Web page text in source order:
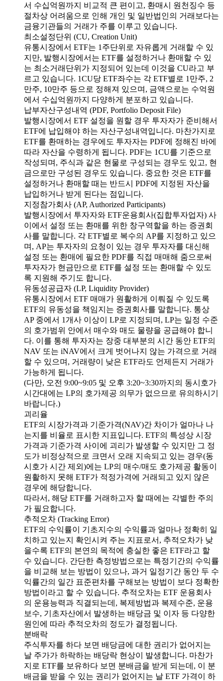
서 수십억원까지 비교적 큰 편이고, 환매시 원천징수 등
절차상 어려움으로 인해 개인 및 일반법인의 거래보다는
금융기관들의 거래가 주를 이루고 있습니다.
최소설정단위 (CU, Creation Unit)
유통시장에서 ETF는 1주단위로 자유롭게 거래할 수 있
지만, 발행시장에서는 ETF를 설정하거나 환매할 수 있
는 최소거래단위가 지정되어 있는데 이것을 CU라고 부
르고 있습니다. 1CU당 ETF좌수는 각 ETF별로 1만주, 2
만주, 10만주 등으로 정해져 있으며, 금액으로는 수억원
에서 수십억원까지 다양하게 분포하고 있습니다.
납부자산구성내역 (PDF, Portfolio Deposit File)
발행시장에서 ETF 설정을 원할 경우 투자자가 준비해서
ETF에 납입해야 하는 자산구성내역입니다. 마찬가지로
ETF를 환매하는 경우에도 투자자는 PDF에 정해진 바에
따라 자산을 수령하게 됩니다. PDF는 1CU를 기준으로
작성되며, 주식과 같은 현물로 구성되는 경우도 있고, 현
금으로만 구성된 경우도 있습니다. 중요한 것은 ETF를
설정하거나 환매할 때는 반드시 PDF에 지정된 자산을
납입하거나 받게 된다는 점입니다.
지정참가회사 (AP, Authorized Participants)
발행시장에서 투자자와 ETF운용회사(집합투자업자) 사
이에서 설정 또는 환매를 위한 창구역할을 하는 증권회
사를 말합니다. 각 ETF별로 복수의 AP를 지정하고 있으
며, AP는 투자자의 요청이 있는 경우 투자자를 대신해
설정 또는 환매에 필요한 PDF를 직접 매매해 줌으로써
투자자가 현금만으로 ETF를 설정 또는 환매할 수 있도
록 지원해 주기도 합니다.
유동성공급자 (LP, Liquidity Provider)
유통시장에서 ETF 매매가 원활하게 이뤄질 수 있도록
ETF의 유동성을 책임지는 증권회사를 말합니다. 통상
AP 중에서 1개사 이상이 LP로 지정되며, LP는 일정 수준
의 호가범위 안에서 매수와 매도 물량을 공급해야 합니
다. 이를 통해 투자자는 장중 대부분의 시간 동안 ETF의
NAV 또는 iNAV에서 크게 벗어나지 않는 가격으로 거래
할 수 있으며, 거래량이 낮은 ETF라도 언제든지 거래가
가능하게 됩니다.
(다만, 오전 9:00~9:05 및 오후 3:20~3:30까지의 동시호가
시간대에는 LP의 호가제공 의무가 없으므로 유의하시기
바랍니다.)
괴리율
ETF의 시장가격과 기준가격(NAV)간 차이가 얼마나 나
는지를 비율로 표시한 지표입니다. ETF의 특성상 시장
가격과 기준가격 사이에 괴리가 발생할 수 있지만 그 정
도가 비정상적으로 크면서 오래 지속되고 있는 경우(동
시호가 시간 제외)에는 LP의 매수/매도 호가제공 활동이
원활하지 못해 ETF가 적정가격에 거래되고 있지 않은
경우에 해당합니다.
따라서, 해당 ETF를 거래하고자 할 때에는 각별한 주의
가 필요합니다.
추적오차 (Tracking Error)
ETF의 수익률이 기초지수의 수익률과 얼마나 정확히 일
치하고 있는지 확인시켜 주는 지표로서, 추적오차가 낮
을수록 ETF의 본연의 목적에 충실한 좋은 ETF라고 할
수 있습니다. 간단한 측정방법으로는 특정기간의 수익률
을 비교해 보는 방법이 있으나, 과거 일정기간 동안 두 수
익률간의 일간 표준편차를 구해보는 방법이 보다 정확한
방법이라고 할 수 있습니다. 추적오차는 ETF 운용회사
의 운용능력과 직결되는데, 복제방법과 복제수준, 운용
보수, 기초자산에서 발생하는 배당금 및 이자 등 다양한
원인에 따라 추적오차의 정도가 결정됩니다.
분배락
주식투자를 하다 보면 배당금에 대한 권리가 없어지는
날 주가가 하락하는 배당락 현상이 발생합니다. 마찬가
지로 ETF를 보유하다 보면 분배금을 받게 되는데, 이 분
배금을 받을 수 있는 권리가 없어지는 날 ETF 가격이 하